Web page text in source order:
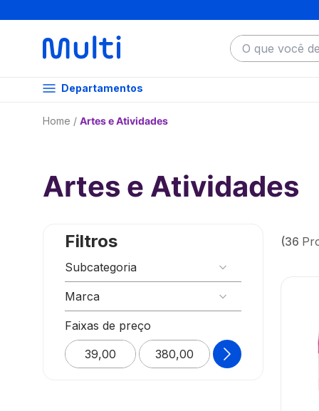
O que você
Departamentos
Artes e Atividades
Artes e Atividades
Filtros
Subcategoria
Brinquedos
Marca
Multikids
Faixas de preço
BUSCAR
36